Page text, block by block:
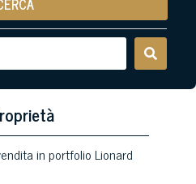
in portfolio Lionard